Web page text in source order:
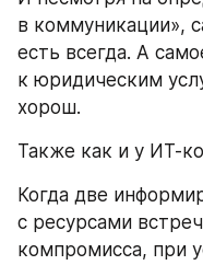
в коммуникации»,
есть всегда. А
к юридическим
хорош.
Также как и у ИТ-
Когда две
с ресурсами
компромисса, при